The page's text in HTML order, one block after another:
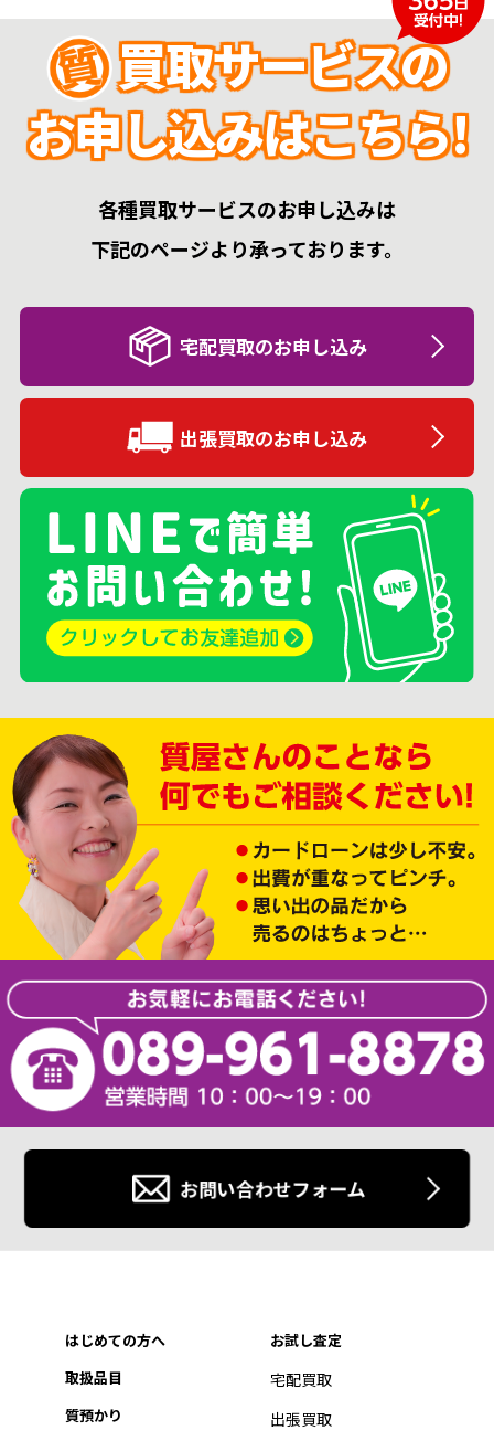
買取サービスの
お申し込みはこちら!
各種買取サービスのお申し込みは
下記のページより承っております。
宅配買取のお申し込み
出張買取のお申し込み
お問い合わせフォーム
はじめての方へ
取扱品目
質預かり
お試し査定
宅配買取
出張買取